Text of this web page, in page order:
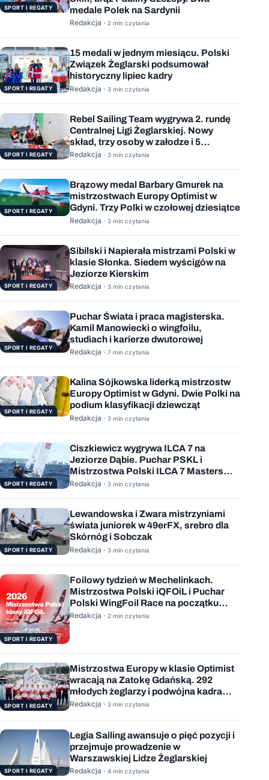
SPORT I REGATY
medale Polek na Sardynii
Redakcja · 2 min czytania
SPORT I REGATY
15 medali w jednym miesiącu. Polski
Związek Żeglarski podsumował
historyczny lipiec kadry
Redakcja · 3 min czytania
SPORT I REGATY
Rebel Sailing Team wygrywa 2. rundę
Centralnej Ligi Żeglarskiej. Nowy
skład, trzy osoby w załodze i 5
wygranych wyścigów
Redakcja · 3 min czytania
SPORT I REGATY
Brązowy medal Barbary Gmurek na
mistrzostwach Europy Optimist w
Gdyni. Trzy Polki w czołowej dziesiątce
Redakcja · 3 min czytania
SPORT I REGATY
Sibilski i Napierała mistrzami Polski w
klasie Słonka. Siedem wyścigów na
Jeziorze Kierskim
Redakcja · 3 min czytania
SPORT I REGATY
Puchar Świata i praca magisterska.
Kamil Manowiecki o wingfoilu,
studiach i karierze dwutorowej
Redakcja · 7 min czytania
SPORT I REGATY
Kalina Sójkowska liderką mistrzostw
Europy Optimist w Gdyni. Dwie Polki na
podium klasyfikacji dziewcząt
Redakcja · 3 min czytania
SPORT I REGATY
Ciszkiewicz wygrywa ILCA 7 na
Jeziorze Dąbie. Puchar PSKL i
Mistrzostwa Polski ILCA 7 Masters
rozstrzygnięte
Redakcja · 3 min czytania
SPORT I REGATY
Lewandowska i Zwara mistrzyniami
świata juniorek w 49erFX, srebro dla
Skórnóg i Sobczak
Redakcja · 3 min czytania
SPORT I REGATY
Foilowy tydzień w Mechelinkach.
Mistrzostwa Polski iQFOiL i Puchar
Polski WingFoil Race na początku
sierpnia
Redakcja · 2 min czytania
SPORT I REGATY
Mistrzostwa Europy w klasie Optimist
wracają na Zatokę Gdańską. 292
młodych żeglarzy i podwójna kadra
Polski
Redakcja · 3 min czytania
SPORT I REGATY
Legia Sailing awansuje o pięć pozycji i
przejmuje prowadzenie w
Warszawskiej Lidze Żeglarskiej
Redakcja · 4 min czytania